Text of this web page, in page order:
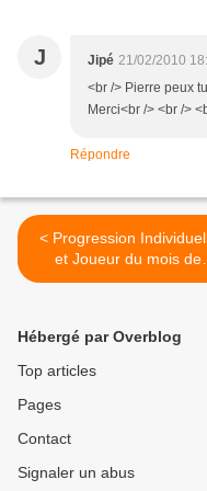
J Jipé 21/02/2010
<br /> Pierre peux
Merci<br /> <br />
Répondre
< Progression Individuelle
et Joueur du mois de
Janvier
Hébergé par Overblog
Top articles
Pages
Contact
Signaler un abus